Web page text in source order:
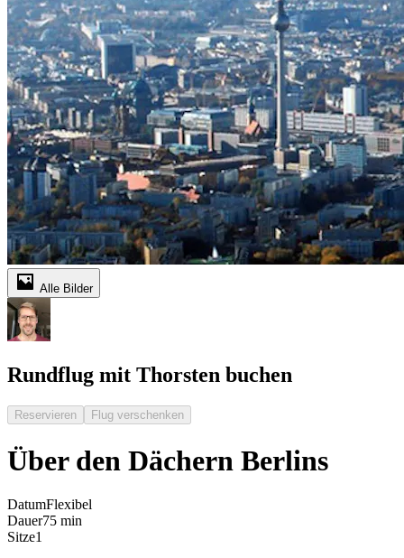
Alle Bilder
Rundflug mit Thorsten buchen
Reservieren Flug verschenken
Über den Dächern Berlins
DatumFlexibel
Dauer75 min
Sitze1